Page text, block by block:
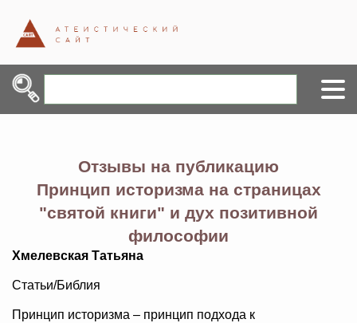
Отзывы на публикацию
Принцип историзма на страницах
"святой книги" и дух позитивной
философии
Хмелевская Татьяна
Статьи/Библия
Принцип историзма – принцип подхода к